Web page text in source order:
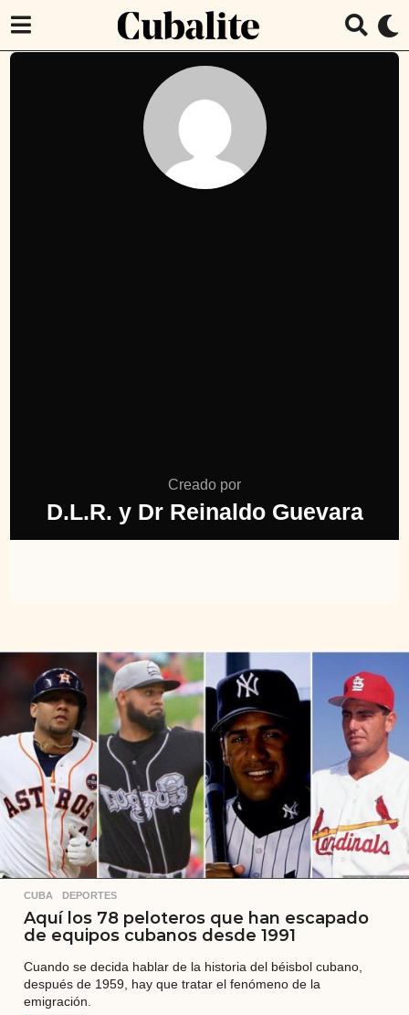
Creado por
D.L.R. y Dr Reinaldo Guevara
CUBA ,DEPORTES
Aquí los 78 peloteros que han escapado
de equipos cubanos desde 1991
Cuando se decida hablar de la historia del béisbol cubano,
después de 1959, hay que tratar el fenómeno de la
emigración.